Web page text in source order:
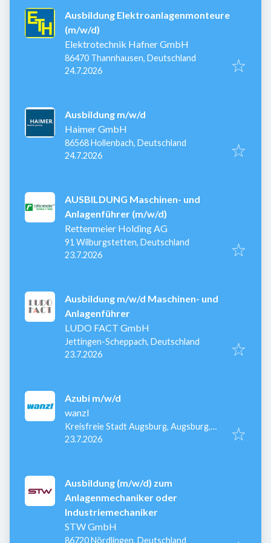
Ausbildung Elektroanlagenmonteure
(m/w/d)
Elektrotechnik Hafner GmbH
86470 Thannhausen, Deutschland
Veröffentlicht
24.7.2026
Ausbildung m/w/d
Haimer GmbH
86568 Hollenbach, Deutschland
Veröffentlicht
24.7.2026
AUSBILDUNG Maschinen- und
Anlagenführer (m/w/d)
Rettenmeier Holding AG
91 Wilburgstetten, Deutschland
Veröffentlicht
23.7.2026
Ausbildung m/w/d Maschinen- und
Anlagenführer
LUDO FACT GmbH
Jettingen-Scheppach, Deutschland
Veröffentlicht
23.7.2026
Azubi m/w/d
wanzl
Kreisfreie Stadt Augsburg, Augsburg,
Deutschland
Veröffentlicht
23.7.2026
Ausbildung (m/w/d) zum
Anlagenmechaniker oder
Industriemechaniker
STW GmbH
86720 Nördlingen, Deutschland